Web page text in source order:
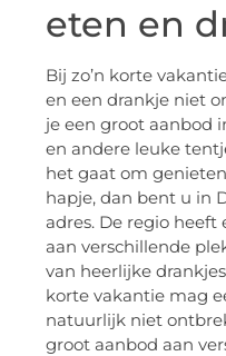
eten en
Bij zo’n korte
en een drankje niet
je een groot aanbod
en andere leuke
het gaat om
hapje, dan bent u in
adres. De regio
aan verschillende
van heerlijke
korte vakantie mag
natuurlijk niet
groot aanbod aan